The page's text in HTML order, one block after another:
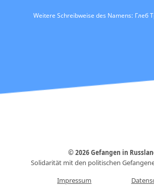
Weitere Schreibweise des Namens: Глеб
© 2026 Gefangen in
Solidarität mit den politischen
Impressum